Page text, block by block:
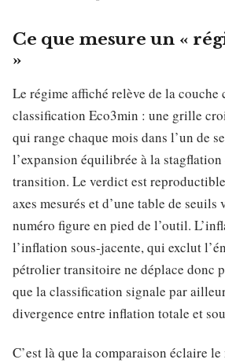
Ce que mesure un «
»
Le régime affiché relève de la couche
classification Eco3min : une grille
qui range chaque mois dans l’un de
l’expansion équilibrée à la
transition. Le verdict est
axes mesurés et d’une table de seuils
numéro figure en pied de l’outil.
l’inflation sous-jacente, qui exclut
pétrolier transitoire ne déplace donc
que la classification signale par
divergence entre inflation totale et
C’est là que la comparaison éclaire le